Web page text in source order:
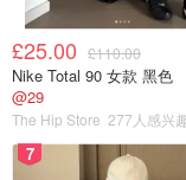
3. 多吃🐟少吃🥩
4. 坚定地重拾一样
首站去了Knights
桥了吧，这座桥位
£25.00 £110.00
Nike Total 90 女款 黑色
@29
The Hip Store 277人感兴
7